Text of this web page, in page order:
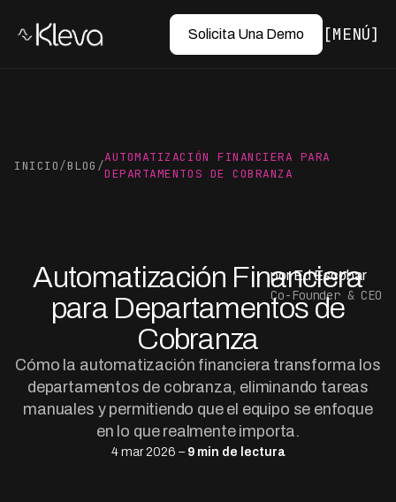
Solicita Una Demo MENÚ
INICIO/BLOG /
AUTOMATIZACIÓN FINANCIERA PARA
DEPARTAMENTOS DE COBRANZA
Automatización Financiera
para Departamentos de
Cobranza
Cómo la automatización financiera transforma los
departamentos de cobranza, eliminando tareas
manuales y permitiendo que el equipo se enfoque
en lo que realmente importa.
4 mar 2026 – 9 min de lectura
por Ed Escobar
Co-Founder & CEO